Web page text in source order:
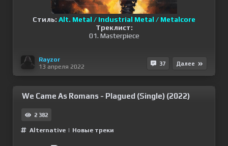
Стиль: Alt. Metal / Industrial Metal / Metalcore
Треклист:
01. Masterpiece
Rayzor
13 апреля 2022
37 Далее
We Came As Romans - Plagued (Single) (2022)
2 382
Alternative | Новые треки